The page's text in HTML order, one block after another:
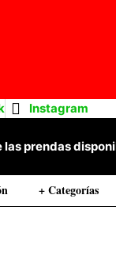
Instagram
prendas
+ Categorías